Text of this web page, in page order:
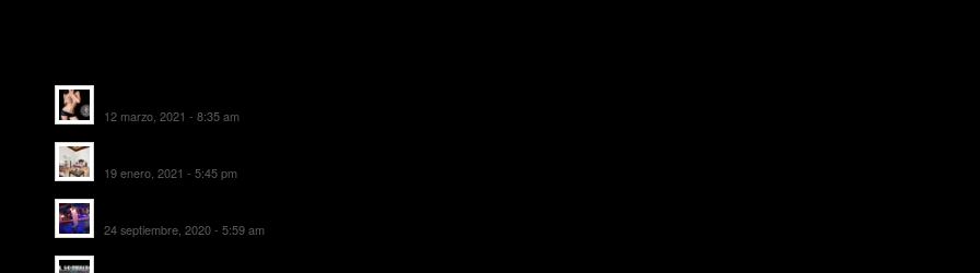
12 marzo, 2021 - 8:35 am
19 enero, 2021 - 5:45 pm
24 septiembre, 2020 - 5:59 am